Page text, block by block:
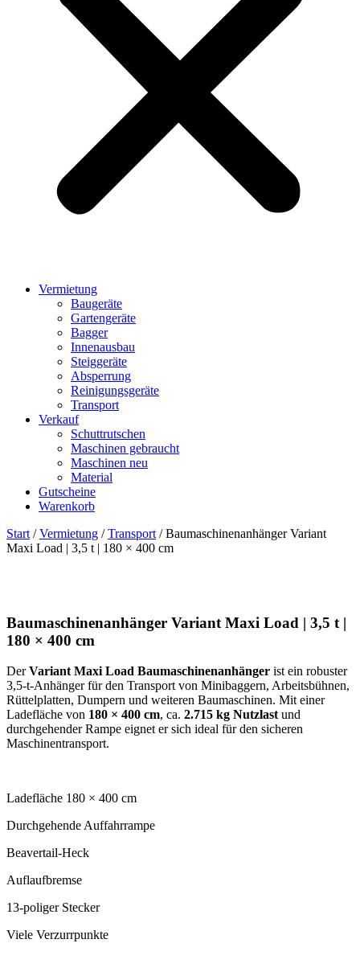
Vermietung
Baugeräte
Gartengeräte
Bagger
Innenausbau
Steiggeräte
Absperrung
Reinigungsgeräte
Transport
Verkauf
Schuttrutschen
Maschinen gebraucht
Maschinen neu
Material
Gutscheine
Warenkorb
Start /Vermietung /Transport / Baumaschinenanhänger Variant
Maxi Load | 3,5 t | 180 × 400 cm
Baumaschinenanhänger Variant Maxi Load | 3,5 t |
180 × 400 cm
DerVariant Maxi Load Baumaschinenanhänger ist ein robuster
3,5-t-Anhänger für den Transport von Minibaggern, Arbeitsbühnen,
Rüttelplatten, Dumpern und weiteren Baumaschinen. Mit einer
Ladefläche von 180 × 400 cm, ca. 2.715 kg Nutzlastund
durchgehender Rampe eignet er sich ideal für den sicheren
Maschinentransport.
Ladefläche 180 × 400 cm
Durchgehende Auffahrrampe
Beavertail-Heck
Auflaufbremse
13-poliger Stecker
Viele Verzurrpunkte